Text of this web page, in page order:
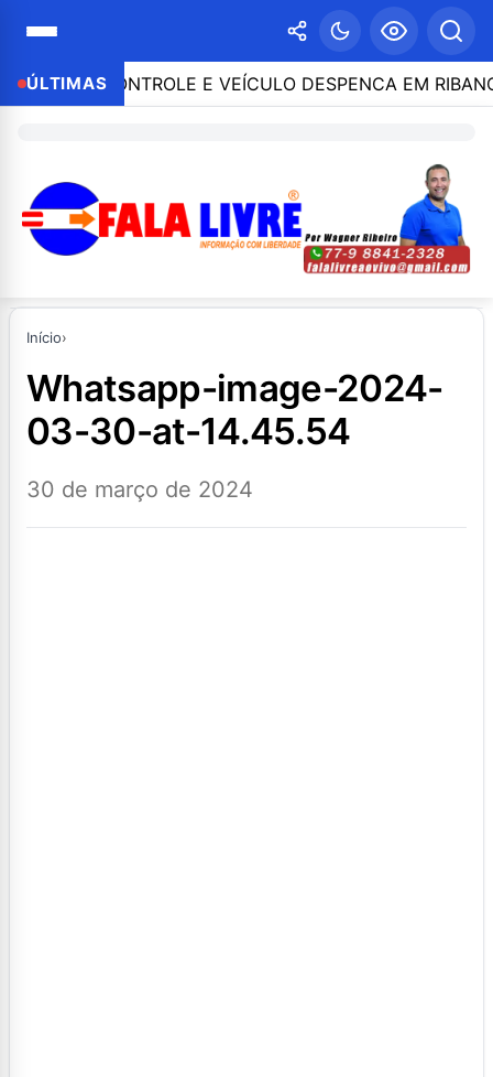
ÚLTIMAS
O CONTROLE E VEÍCULO DESPENCA EM
Início›
whatsapp-image-2024-
03-30-at-14.45.54
30 de março de 2024